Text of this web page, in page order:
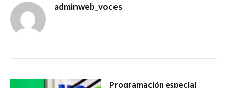
adminweb_voces